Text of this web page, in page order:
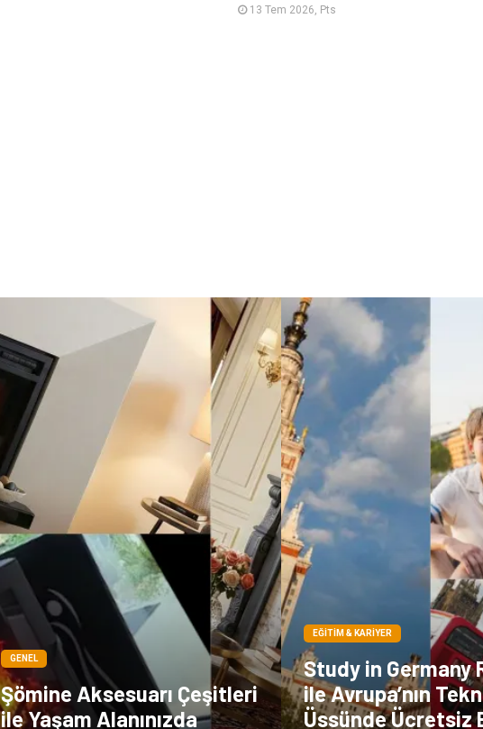
13 Tem 2026, Pts
GENEL
Şömine Aksesuarı Çeşitleri
ile Yaşam Alanınızda
EĞITIM & KARIYER
Study in Germany
ile Avrupa’nın
Üssünde Ücretsiz